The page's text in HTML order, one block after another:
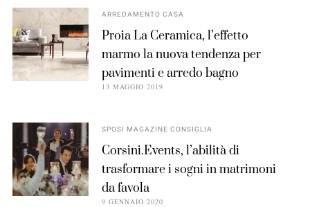
ARREDAMENTO CASA
Proia La Ceramica, l’effetto
marmo la nuova tendenza per
pavimenti e arredo bagno
13 MAGGIO 2019
SPOSI MAGAZINE CONSIGLIA
Corsini.Events, l’abilità di
trasformare i sogni in matrimoni
da favola
9 GENNAIO 2020